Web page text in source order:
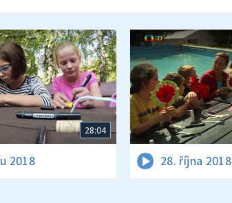
28:04
2018 28. října 2018